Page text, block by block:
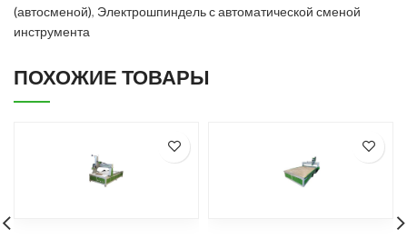
(автосменой), Электрошпиндель с автоматической сменой
инструмента
ПОХОЖИЕ ТОВАРЫ